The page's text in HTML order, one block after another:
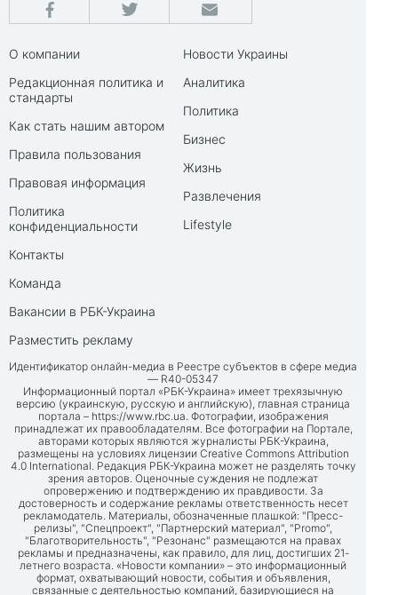
О компании
Редакционная политика и
стандарты
Как стать нашим автором
Правила пользования
Правовая информация
Политика
конфиденциальности
Контакты
Команда
Вакансии в РБК-Украина
Разместить рекламу
Новости Украины
Аналитика
Политика
Бизнес
Жизнь
Развлечения
Lifestyle
Идентификатор онлайн-медиа в Реестре субъектов в сфере медиа
— R40-05347
Информационный портал «РБК-Украина» имеет трехязычную
версию (украинскую, русскую и английскую), главная страница
портала – https://www.rbc.ua. Фотографии, изображения
принадлежат их правообладателям. Все фотографии на Портале,
авторами которых являются журналисты РБК-Украина,
размещены на условиях лицензии Creative Commons Attribution
4.0 International. Редакция РБК-Украина может не разделять точку
зрения авторов. Оценочные суждения не подлежат
опровержению и подтверждению их правдивости. За
достоверность и содержание рекламы ответственность несет
рекламодатель. Материалы, обозначенные плашкой: "Пресс-
релизы", "Спецпроект", "Партнерский материал", "Promo",
"Благотворительность", "Резонанс" размещаются на правах
рекламы и предназначены, как правило, для лиц, достигших 21-
летнего возраста. «Новости компании» – это информационный
формат, охватывающий новости, события и объявления,
связанные с деятельностью компаний, базирующиеся на